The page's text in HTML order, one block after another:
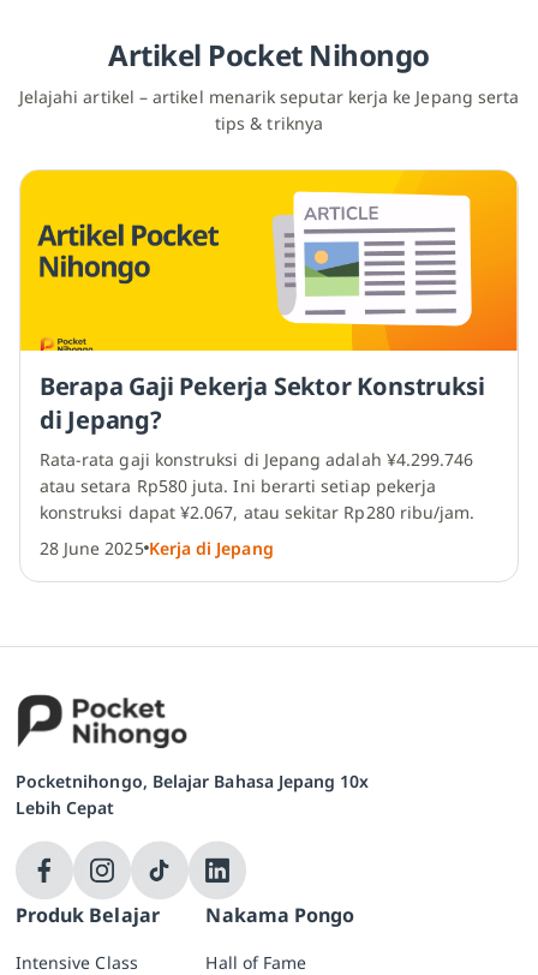
Artikel Pocket Nihongo
Jelajahi artikel – artikel menarik seputar kerja ke Jepang serta
tips & triknya
Berapa Gaji Pekerja Sektor Konstruksi
di Jepang?
Rata-rata gaji konstruksi di Jepang adalah ¥4.299.746
atau setara Rp580 juta. Ini berarti setiap pekerja
konstruksi dapat ¥2.067, atau sekitar Rp280 ribu/jam.
28 June 2025 Kerja di Jepang
Pocketnihongo, Belajar Bahasa Jepang 10x
Lebih Cepat
Produk Belajar
Intensive Class
Nakama Pongo
Hall of Fame